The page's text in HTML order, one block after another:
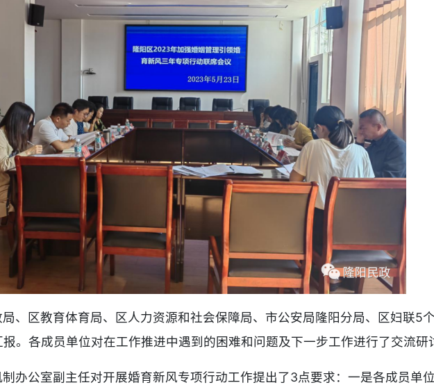
局、区教育体育局、区人力资源和社会保障局、市公安局隆阳分局、区妇联
。各成员单位对在工作推进中遇到的困难和问题及下一步工作进行了交流研
制办公室副主任对开展婚育新风专项行动工作提出了3点要求：一是各成员单